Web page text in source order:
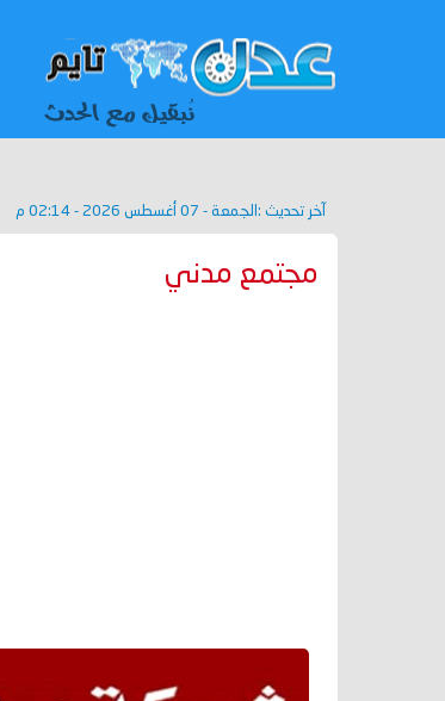
آخر تحديث : الجمعة - 07 أغسطس 2026 - 02:14 م
مجتمع مدني